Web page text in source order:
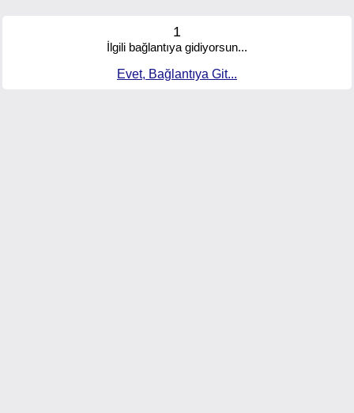
1
İlgili bağlantıya gidiyorsun...
Evet, Bağlantıya Git...